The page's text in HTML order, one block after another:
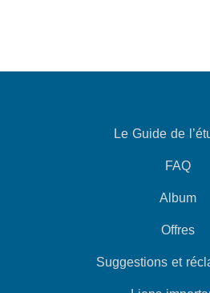
Le Guide de
FAQ
Album
Offres
Suggestions et